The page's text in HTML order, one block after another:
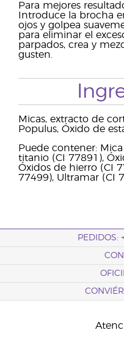
Para mejores
Introduce la brocha
ojos y golpea
para eliminar el
parpados, crea y
gusten.
Micas, extracto de
Populus, Óxido de
Puede contener:
titanio (CI 77891),
Óxidos de hierro (CI
77499), Ultramar (CI